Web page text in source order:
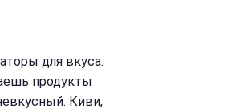
для вкуса.
продукты
Киви,